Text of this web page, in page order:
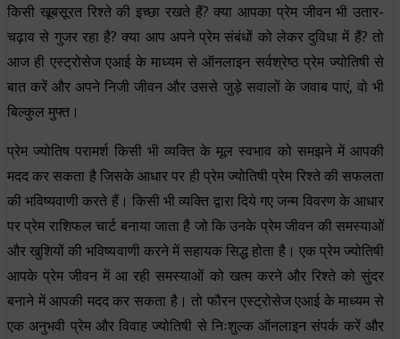
किसी खूबसूरत रिश्ते की इच्छा रखते हैं? क्या आपका प्रेम जीवन भी उतार-
चढ़ाव से गुजर रहा है? क्या आप अपने प्रेम संबंधों को लेकर दुविधा में हैं? तो
आज ही एस्ट्रोसेज एआई के माध्यम से ऑनलाइन सर्वश्रेष्ठ प्रेम ज्योतिषी से
बात करें और अपने निजी जीवन और उससे जुड़े सवालों के जवाब पाएं, वो भी
बिल्कुल मुफ्त।
प्रेम ज्योतिष परामर्श किसी भी व्यक्ति के मूल स्वभाव को समझने में आपकी
मदद कर सकता है जिसके आधार पर ही प्रेम ज्योतिषी प्रेम रिश्ते की सफलता
की भविष्यवाणी करते हैं। किसी भी व्यक्ति द्वारा दिये गए जन्म विवरण के आधार
पर प्रेम राशिफल चार्ट बनाया जाता है जो कि उनके प्रेम जीवन की समस्याओं
और खुशियों की भविष्यवाणी करने में सहायक सिद्ध होता है। एक प्रेम ज्योतिषी
आपके प्रेम जीवन में आ रही समस्याओं को खत्म करने और रिश्ते को सुंदर
बनाने में आपकी मदद कर सकता है। तो फौरन एस्ट्रोसेज एआई के माध्यम से
एक अनुभवी प्रेम और विवाह ज्योतिषी से निःशुल्क ऑनलाइन संपर्क करें और